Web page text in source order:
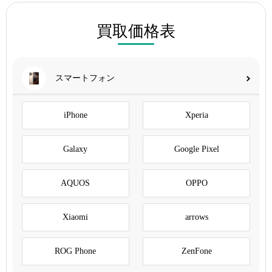
買取価格表
スマートフォン
iPhone Xperia
Galaxy Google Pixel
AQUOS OPPO
Xiaomi arrows
ROG Phone ZenFone